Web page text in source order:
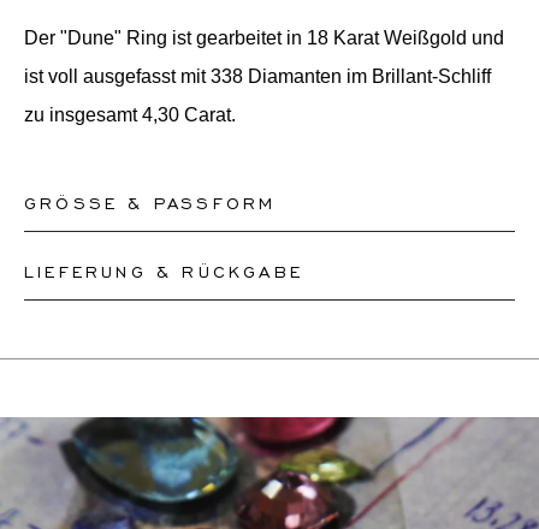
Der "Dune" Ring ist gearbeitet in 18 Karat Weißgold und
ist voll ausgefasst mit 338 Diamanten im Brillant-Schliff
zu insgesamt 4,30 Carat.
GRÖSSE & PASSFORM
Unsere Ringe sind in den Größen 50-56 sofort lieferbar.
Wenn Sie sich über Ihre Ringgröße unsicher sind,
auszuwählen. Unsere Teammitglieder werden Ihnen per
E-Mail helfen, die richtige Ringgröße herauszufinden.
LIEFERUNG & RÜCKGABE
zurückgeben oder umtauschen.
Wenn eine Größenänderung erforderlich ist, werden
unsere Mitarbeiter den genauen Liefertermin mit Ihnen